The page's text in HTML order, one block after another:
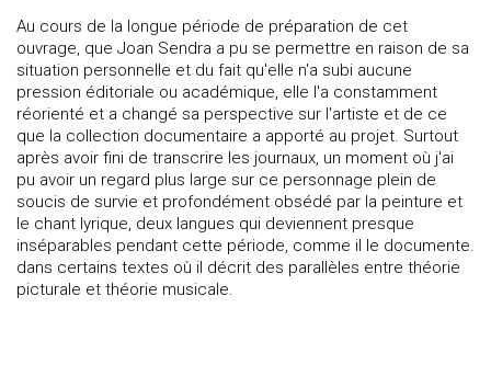
Au cours de la longue période de préparation de cet
ouvrage, que Joan Sendra a pu se permettre en raison de sa
situation personnelle et du fait qu'elle n'a subi aucune
pression éditoriale ou académique, elle l'a constamment
réorienté et a changé sa perspective sur l'artiste et de ce
que la collection documentaire a apporté au projet. Surtout
après avoir fini de transcrire les journaux, un moment où j'ai
pu avoir un regard plus large sur ce personnage plein de
soucis de survie et profondément obsédé par la peinture et
le chant lyrique, deux langues qui deviennent presque
inséparables pendant cette période, comme il le documente.
dans certains textes où il décrit des parallèles entre théorie
picturale et théorie musicale.